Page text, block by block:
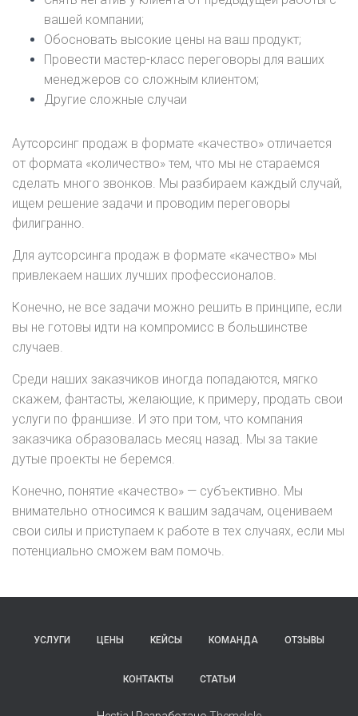
вашей компании;
Обосновать высокие цены на ваш продукт;
Провести мастер-класс переговоры для ваших
менеджеров со сложным клиентом;
Другие сложные случаи
Аутсорсинг продаж в формате «качество» отличается
от формата «количество» тем, что мы не стараемся
сделать много звонков. Мы разбираем каждый случай,
ищем решение задачи и проводим переговоры
филигранно.
Для аутсорсинга продаж в формате «качество» мы
привлекаем наших лучших профессионалов.
Конечно, не все задачи можно решить в принципе, если
вы не готовы идти на компромисс в большинстве
случаев.
Среди наших заказчиков иногда попадаются, мягко
скажем, фантасты, желающие, к примеру, продать свои
услуги по франшизе. И это при том, что компания
заказчика образовалась месяц назад. Мы за такие
дутые проекты не беремся.
Конечно, понятие «качество» — субъективно. Мы
внимательно относимся к вашим задачам, оцениваем
свои силы и приступаем к работе в тех случаях, если мы
потенциально сможем вам помочь.
УСЛУГИ ЦЕНЫ КЕЙСЫ КОМАНДА ОТЗЫВЫ
КОНТАКТЫ СТАТЬИ